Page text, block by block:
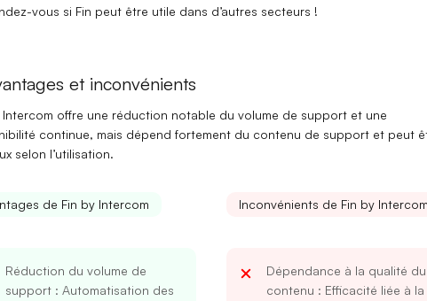
vous si Fin peut être utile dans d’autres secteurs !
et inconvénients
Intercom offre une réduction notable du volume de support et une
continue, mais dépend fortement du contenu de support et peut
selon l’utilisation.
de Fin by Intercom
Réduction du volume de
support: Automatisation des
Inconvénients de Fin by
Dépendance à la qualité du
contenu : Efficacité liée à la